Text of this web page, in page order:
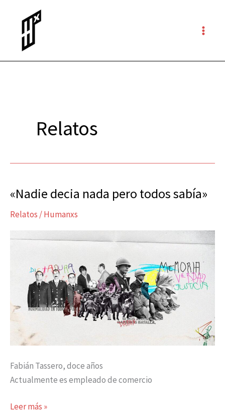
contenido
Relatos
«Nadie decia nada pero todos sabía»
Relatos /Humanxs
Fabián Tassero, doce años
Actualmente es empleado de comercio
«Nadie
nada
Leer más »